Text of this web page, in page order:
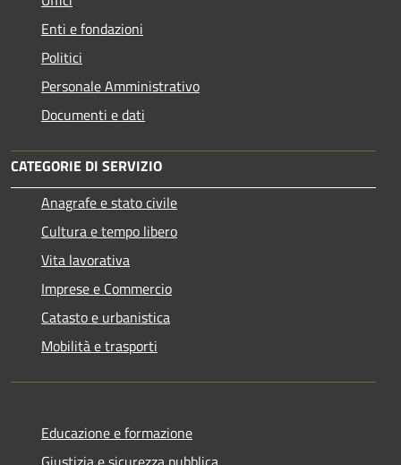
Enti e fondazioni
Politici
Personale Amministrativo
Documenti e dati
CATEGORIE DI SERVIZIO
Anagrafe e stato civile
Cultura e tempo libero
Vita lavorativa
Imprese e Commercio
Catasto e urbanistica
Mobilità e trasporti
Educazione e formazione